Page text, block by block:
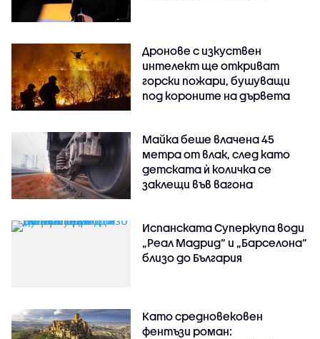
Дронове с изкуствен
интелект ще откриват
горски пожари, бушуващи
под короните на дървета
Майка беше влачена 45
метра от влак, след като
детската ѝ количка се
заклещи във вагона
Испанската Суперкупа води
„Реал Мадрид“ и „Барселона“
близо до България
Като средновековен
фентъзи роман: